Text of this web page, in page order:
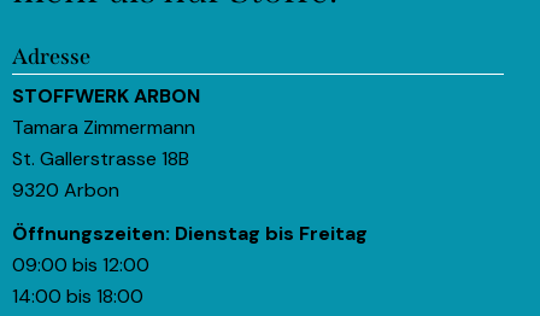
Adresse
STOFFWERK ARBON
Tamara Zimmermann
St. Gallerstrasse 18B
9320 Arbon
Öffnungszeiten: Dienstag bis Freitag
09:00 bis 12:00
14:00 bis 18:00